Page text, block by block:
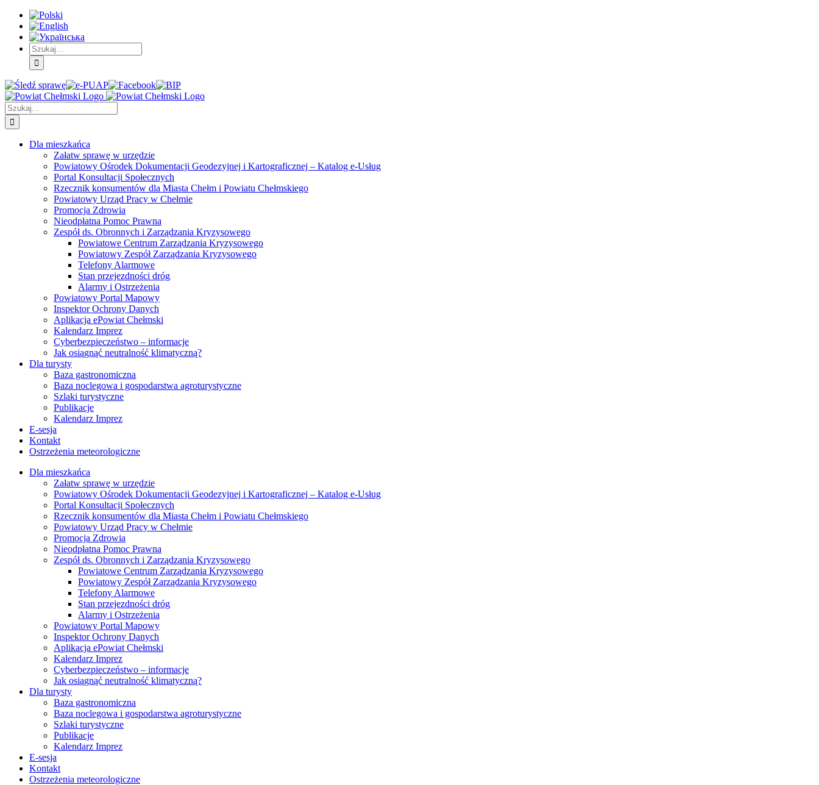
Skip
Treść
główna
Skip
Menu
główne
Skip
Menu
dodatkowe
Szukaj
Śledź
sprawę
E-
PUAP
Facebook BIP Instagram
Szukaj
Dla mieszkańca
Załatw sprawę w urzędzie
Powiatowy Ośrodek Dokumentacji Geodezyjnej i Kartograficznej – Katalog e-Usług
Portal Konsultacji Społecznych
Rzecznik konsumentów dla Miasta Chełm i Powiatu Chełmskiego
Powiatowy Urząd Pracy w Chełmie
Promocja Zdrowia
Nieodpłatna Pomoc Prawna
Zespół ds. Obronnych i Zarządzania Kryzysowego
Powiatowe Centrum Zarządzania Kryzysowego
Powiatowy Zespół Zarządzania Kryzysowego
Telefony Alarmowe
Stan przejezdności dróg
Alarmy i Ostrzeżenia
Powiatowy Portal Mapowy
Inspektor Ochrony Danych
Aplikacja ePowiat Chełmski
Kalendarz Imprez
Cyberbezpieczeństwo – informacje
Jak osiągnąć neutralność klimatyczną?
Dla turysty
Baza gastronomiczna
Baza noclegowa i gospodarstwa agroturystyczne
Szlaki turystyczne
Publikacje
Kalendarz Imprez
E-sesja
Kontakt
Ostrzeżenia meteorologiczne
Dla mieszkańca
Załatw sprawę w urzędzie
Powiatowy Ośrodek Dokumentacji Geodezyjnej i Kartograficznej – Katalog e-Usług
Portal Konsultacji Społecznych
Rzecznik konsumentów dla Miasta Chełm i Powiatu Chełmskiego
Powiatowy Urząd Pracy w Chełmie
Promocja Zdrowia
Nieodpłatna Pomoc Prawna
Zespół ds. Obronnych i Zarządzania Kryzysowego
Powiatowe Centrum Zarządzania Kryzysowego
Powiatowy Zespół Zarządzania Kryzysowego
Telefony Alarmowe
Stan przejezdności dróg
Alarmy i Ostrzeżenia
Powiatowy Portal Mapowy
Inspektor Ochrony Danych
Aplikacja ePowiat Chełmski
Kalendarz Imprez
Cyberbezpieczeństwo – informacje
Jak osiągnąć neutralność klimatyczną?
Dla turysty
Baza gastronomiczna
Baza noclegowa i gospodarstwa agroturystyczne
Szlaki turystyczne
Publikacje
Kalendarz Imprez
E-sesja
Kontakt
Ostrzeżenia meteorologiczne